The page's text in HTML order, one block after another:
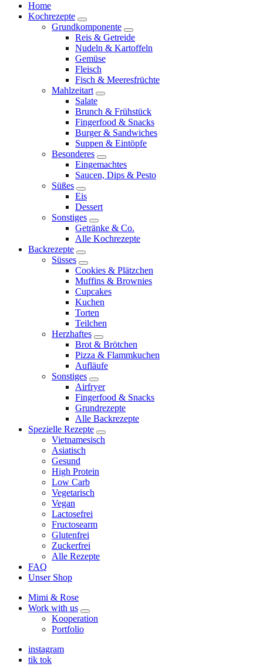
Home
Kochrezepte
expand
child
menu
Grundkomponente
expand
child
menu
Reis & Getreide
Nudeln & Kartoffeln
Gemüse
Fleisch
Fisch & Meeresfrüchte
Mahlzeitart
expand
child
menu
Salate
Brunch & Frühstück
Fingerfood & Snacks
Burger & Sandwiches
Suppen & Eintöpfe
Besonderes
expand
child
menu
Eingemachtes
Saucen, Dips & Pesto
Süßes
expand
child
menu
Eis
Dessert
Sonstiges
expand
child
menu
Getränke & Co.
Alle Kochrezepte
Backrezepte
expand
child
menu
Süsses
expand
child
menu
Cookies & Plätzchen
Muffins & Brownies
Cupcakes
Kuchen
Torten
Teilchen
Herzhaftes
expand
child
menu
Brot & Brötchen
Pizza & Flammkuchen
Aufläufe
Sonstiges
expand
child
menu
Airfryer
Fingerfood & Snacks
Grundrezepte
Alle Backrezepte
Spezielle Rezepte
expand
child
Vietnamesisch
Asiatisch
Gesund
High Protein
Low Carb
Vegetarisch
Vegan
Lactosefrei
Fructosearm
Glutenfrei
Zuckerfrei
Alle Rezepte
FAQ
Unser Shop
Mimi & Rose
Work with us
expand
child
Kooperation
Portfolio
instagram
tik tok